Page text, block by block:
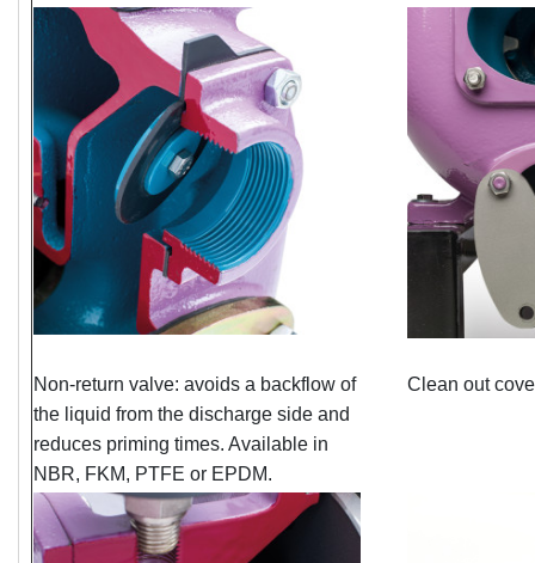
Non-return valve: avoids a backflow of
the liquid from the discharge side and
reduces priming times. Available in
NBR, FKM, PTFE or EPDM.
Clean out